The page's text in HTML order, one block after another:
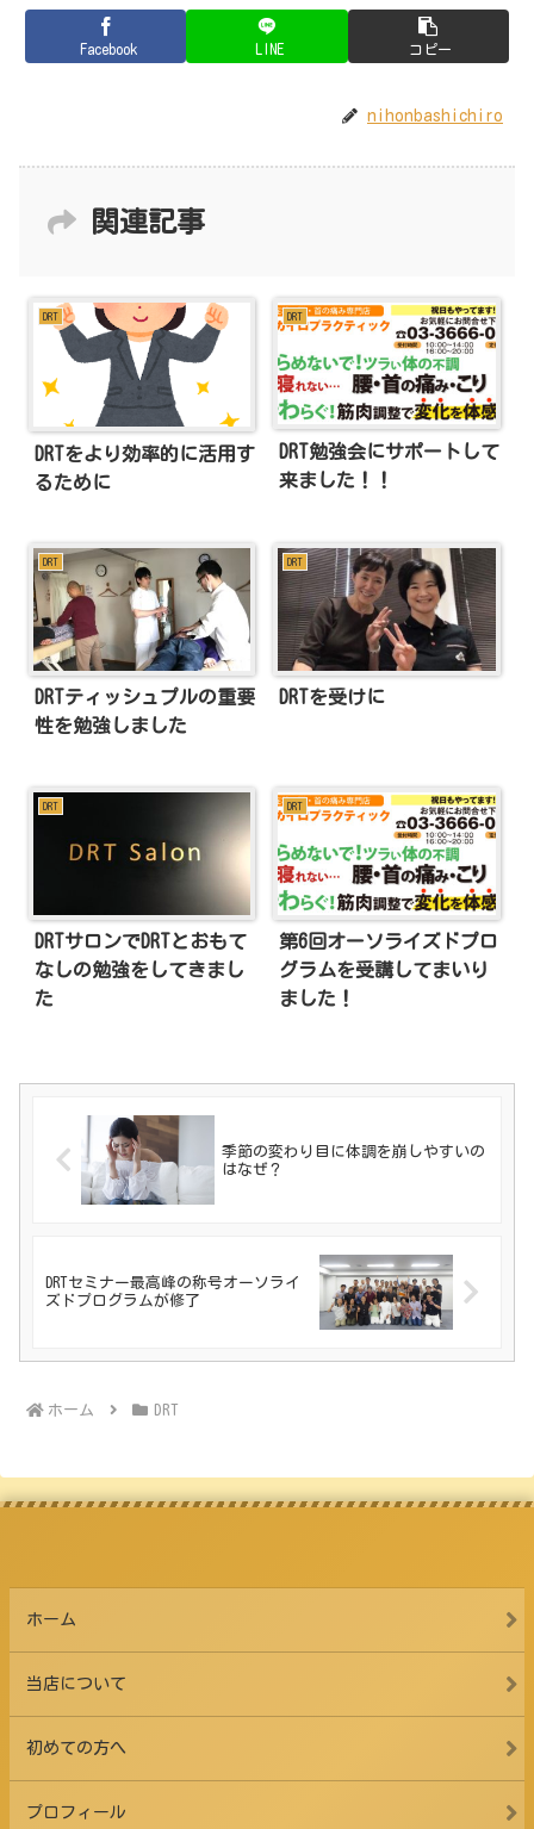
Facebook LINE コピー
nihonbashichiro
関連記事
DRT
DRTをより効率的に活用す
るために
DRT
DRT勉強会にサポートして
来ました！！
DRT
DRTティッシュプルの重要
性を勉強しました
DRT
DRTを受けに
DRT
DRTサロンでDRTとおもて
なしの勉強をしてきまし
た
DRT
第6回オーソライズドプロ
グラムを受講してまいり
ました！
季節の変わり目に体調を崩しやすいの
はなぜ？
DRTセミナー最高峰の称号オーソライ
ズドプログラムが修了
ホーム DRT
ホーム
当店について
初めての方へ
プロフィール